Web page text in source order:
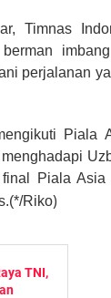
Timnas
berman
perjalanan
Piala
Piala
Riko)
TNI,